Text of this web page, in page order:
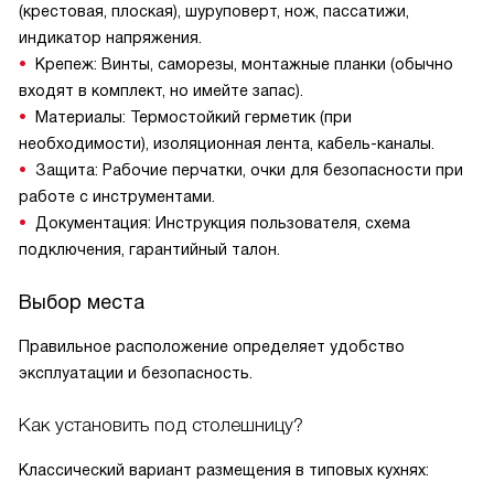
(крестовая, плоская), шуруповерт, нож, пассатижи,
индикатор напряжения.
Крепеж: Винты, саморезы, монтажные планки (обычно
входят в комплект, но имейте запас).
Материалы: Термостойкий герметик (при
необходимости), изоляционная лента, кабель-каналы.
Защита: Рабочие перчатки, очки для безопасности при
работе с инструментами.
Документация: Инструкция пользователя, схема
подключения, гарантийный талон.
Выбор места
Правильное расположение определяет удобство
эксплуатации и безопасность.
Как установить под столешницу?
Классический вариант размещения в типовых кухнях: